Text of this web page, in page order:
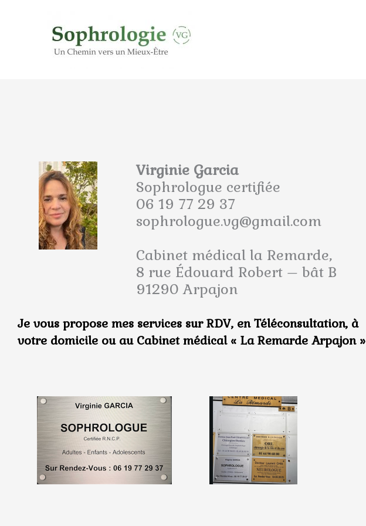
Virginie Garcia
Sophrologue certifiée
06 19 77 29 37
sophrologue.vg@gmail.com
Cabinet médical la Remarde,
8 rue Édouard Robert – bât B
91290 Arpajon
Je vous propose mes services sur RDV, en Téléconsultation, à
votre domicile ou au Cabinet médical « La Remarde Arpajon »